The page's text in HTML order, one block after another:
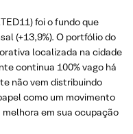
foi o fundo que
(+13,9%). O portfólio do
localizada na cidade
continua 100% vago há
não vem distribuindo
como um movimento
em sua ocupação